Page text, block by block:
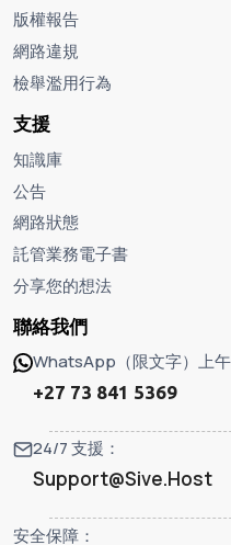
版權報告
網路違規
檢舉濫用行為
支援
知識庫
公告
網路狀態
託管業務電子書
分享您的想法
聯絡我們
WhatsApp（限文字）上午
+27 73 841 5369
24/7 支援：
Support@Sive.Host
安全保障：